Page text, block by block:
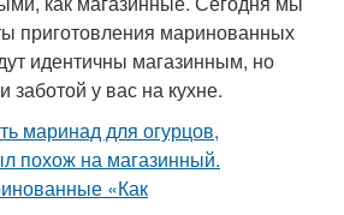
приготовления маринованных
идентичны магазинным, но
у вас на кухне.